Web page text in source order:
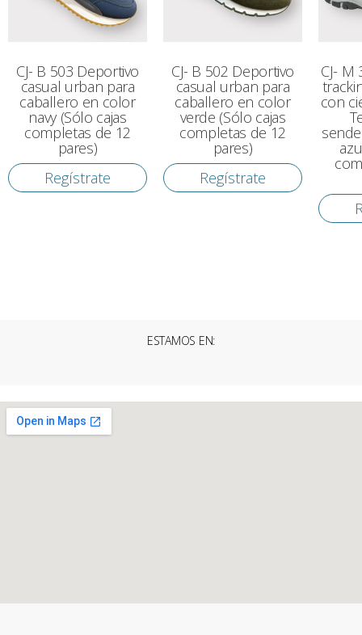
CJ- B 503 Deportivo
casual urban para
caballero en color
navy (Sólo cajas
completas de 12
pares)
Regístrate
CJ- B 502 Deportivo
casual urban para
caballero en color
verde (Sólo cajas
completas de 12
pares)
Regístrate
CJ- M
con
ESTAMOS EN: